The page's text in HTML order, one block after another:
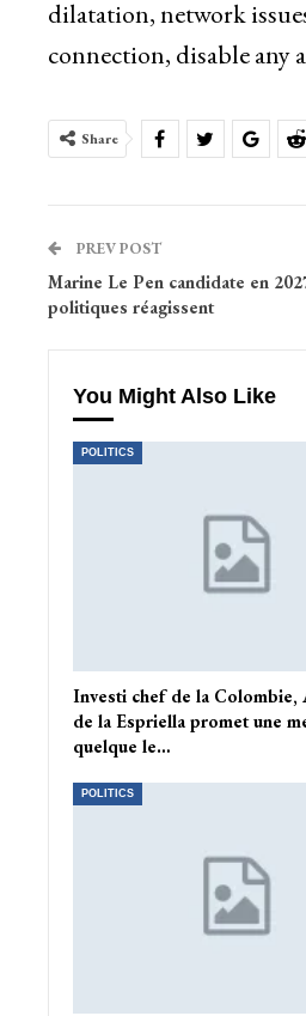
dilatation, network
connection, disable any
Share
PREV POST
Marine Le Pen candidate en
politiques réagissent
You Might Also Like
POLITICS
Investi chef de la Colombie,
de la Espriella promet une
quelque le…
POLITICS